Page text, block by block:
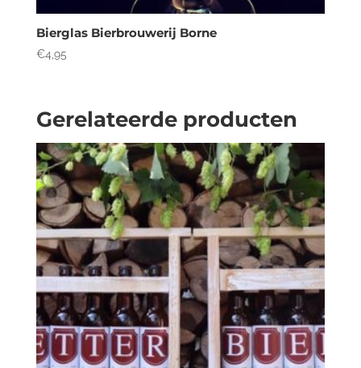
Bierglas Bierbrouwerij Borne
€4,95
Gerelateerde producten